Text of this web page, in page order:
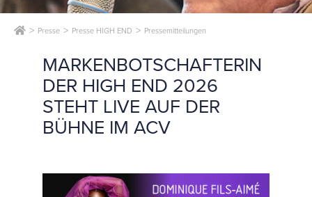
Presse Presse HIGH END Pressemitteilungen
MARKENBOTSCHAFTERIN
DER HIGH END 2026
STEHT LIVE AUF DER
BÜHNE IM ACV